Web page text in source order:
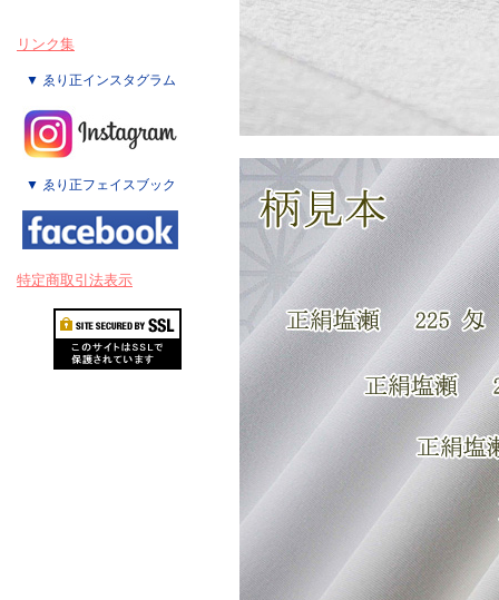
リンク集
▼ ゑり正インスタグラム
▼ ゑり正フェイスブック
特定商取引法表示